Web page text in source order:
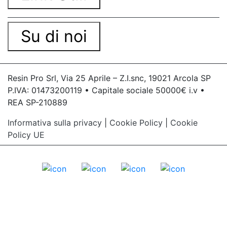
Su di noi
Resin Pro Srl, Via 25 Aprile – Z.I.snc, 19021 Arcola SP
P.IVA: 01473200119 • Capitale sociale 50000€ i.v •
REA SP-210889
Informativa sulla privacy
Cookie Policy
Cookie
Policy UE